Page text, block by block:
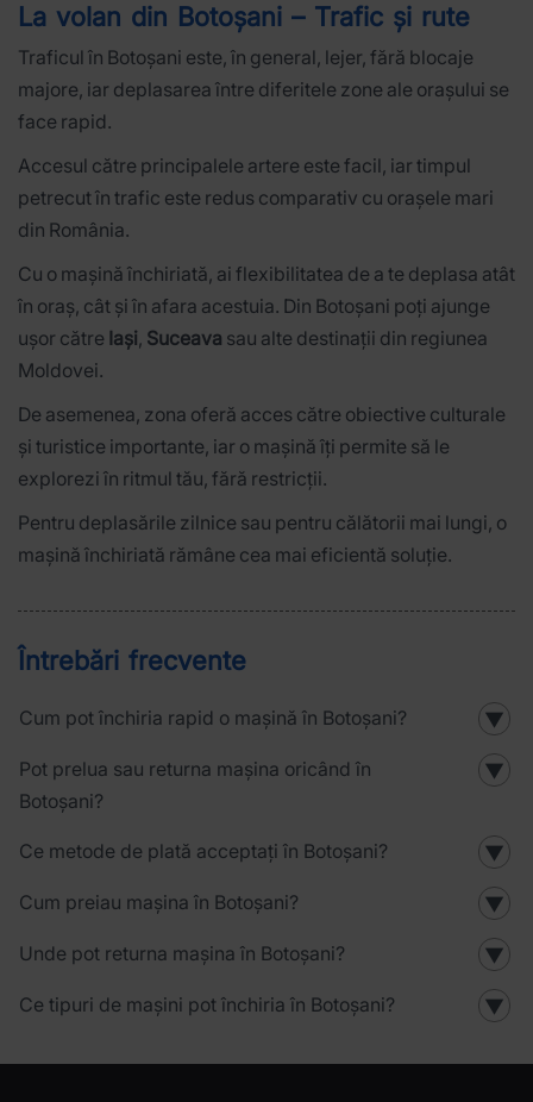
La volan din Botoșani – Trafic și rute
Traficul în Botoșani este, în general, lejer, fără blocaje
majore, iar deplasarea între diferitele zone ale orașului se
face rapid.
Accesul către principalele artere este facil, iar timpul
petrecut în trafic este redus comparativ cu orașele mari
din România.
Cu o mașină închiriată, ai flexibilitatea de a te deplasa atât
în oraș, cât și în afara acestuia. Din Botoșani poți ajunge
ușor către Iași, Suceava sau alte destinații din regiunea
Moldovei.
De asemenea, zona oferă acces către obiective culturale
și turistice importante, iar o mașină îți permite să le
explorezi în ritmul tău, fără restricții.
Pentru deplasările zilnice sau pentru călătorii mai lungi, o
mașină închiriată rămâne cea mai eficientă soluție.
Întrebări frecvente
Cum pot închiria rapid o mașină în Botoșani? ▼
Pot prelua sau returna mașina oricând în
Botoșani?
▼
Ce metode de plată acceptați în Botoșani? ▼
Cum preiau mașina în Botoșani? ▼
Unde pot returna mașina în Botoșani? ▼
Ce tipuri de mașini pot închiria în Botoșani? ▼